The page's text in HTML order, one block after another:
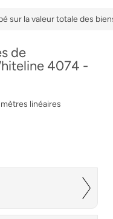
sur la valeur totale des
de
4074 -
linéaires